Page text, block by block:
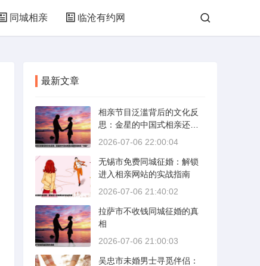
同城相亲 临沧有约网
最新文章
相亲节目泛滥背后的文化反
思：金星的中国式相亲还能
否保持其“完美”
2026-07-06 22:00:04
无锡市免费同城征婚：解锁
进入相亲网站的实战指南
2026-07-06 21:40:02
拉萨市不收钱同城征婚的真
相
2026-07-06 21:00:03
吴忠市未婚男士寻觅伴侣：